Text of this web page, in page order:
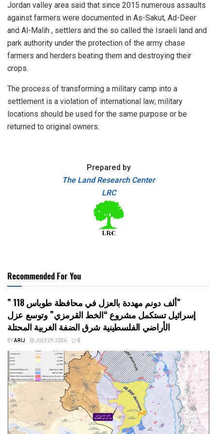
Jordan valley area said that since 2015 numerous assaults
against farmers were documented in As-Sakut, Ad-Deer
and Al-Malih , settlers and the so called the Israeli land and
park authority under the protection of the army chase
farmers and herders beating them and destroying their
crops.
The process of transforming a military camp into a
settlement is a violation of international law; military
locations should be used for the same purpose or be
returned to original owners.
Prepared by
The Land Research Center
LRC
Recommended For You
” 118 ألف دونم مهددة بالعزل في محافظة طوباس”
إسرائيل تستكمل مشروع “الخط القرمزي” وتوسع عزل
الأراضي الفلسطينية شرق الضفة الغربية المحتلة
BYARIJ JULY 29, 2026 0